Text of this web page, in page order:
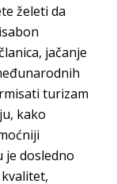
želeti da
jačanje
turizam
kako
je dosledno